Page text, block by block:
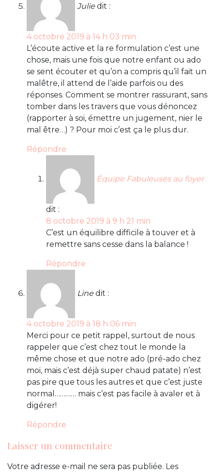
Julie dit :
4 octobre 2019 à 14 h 03 min
L’écoute active et la re formulation c’est une
chose, mais une fois que notre enfant ou ado
se sent écouter et qu’on a compris qu’il fait un
malêtre, il attend de l’aide parfois ou des
réponses. Comment se montrer rassurant, sans
tomber dans les travers que vous dénoncez
(rapporter à soi, émettre un jugement, nier le
mal être…) ? Pour moi c’est ça le plus dur.
Répondre
Équipe Fabuleuses au foyer
dit :
8 octobre 2019 à 9 h 21 min
C’est un équilibre difficile à touver et à
remettre sans cesse dans la balance !
Répondre
Line dit :
4 octobre 2019 à 18 h 06 min
Merci pour ce petit rappel, surtout de nous
rappeler que c’est chez tout le monde la
même chose et que notre ado (pré-ado chez
moi, mais c’est déjà super chaud patate) n’est
pas pire que tous les autres et que c’est juste
normal………… mais c’est pas facile à avaler et à
digérer!
Répondre
Laisser un commentaire
Votre adresse e-mail ne sera pas publiée. Les